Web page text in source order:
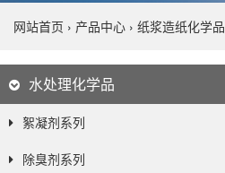
网站首页 › 产品中心 › 纸浆造纸化学品
水处理化学品
絮凝剂系列
除臭剂系列